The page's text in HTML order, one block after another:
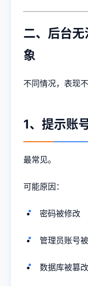
二、后台
象
不同情况，表现不
1、提示账
最常见。
可能原因：
密码被修改
管理员账号
数据库被篡改